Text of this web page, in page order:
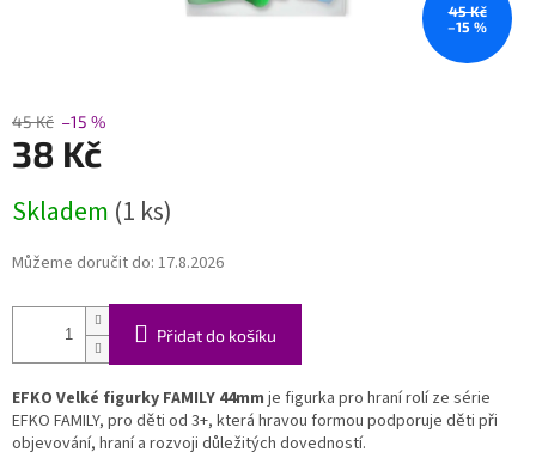
45 Kč
–15 %
45 Kč –15 %
38 Kč
cena:
Skladem (1 ks)
Můžeme doručit do: 17.8.2026
Přidat do košíku
EFKO Velké figurky FAMILY 44mm je figurka pro hraní rolí ze série
EFKO FAMILY, pro děti od 3+, která hravou formou podporuje děti při
objevování, hraní a rozvoji důležitých dovedností.